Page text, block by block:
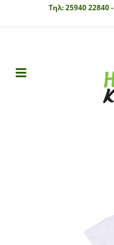
Τηλ:25940 22840 -